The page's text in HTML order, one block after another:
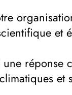
et
réponse
et